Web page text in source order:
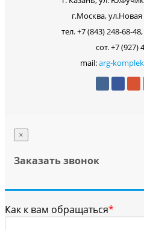
г.Москва,
тел. +7 (843) 248-68-
сот. +7 (927)
mail:arg-
×
Заказать звонок
Как к вам обращаться*